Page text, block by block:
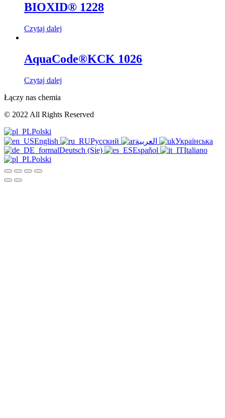
BIOXID® 1228
Czytaj dalej
AquaCode®KCK 1026
Czytaj dalej
Łączy nas chemia
© 2022 All Rights Reserved
Polski
English
Русский
Українська
Deutsch (Sie)
Español
Italiano
Polski